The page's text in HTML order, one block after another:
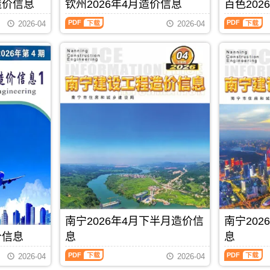
PDF
信
息
期
PDF
材
料
零
售
及
程
机
械
台
价，
玉
林
市
造
价
信
息
期
刊
价
信
息
从
年
月
后
分
为
上
半
月
信
息
价
和
下
半
月
信
息
价
由
贵
港
市
建
设
造
价
信
息
用
贵
港
工
程
合
同
价
款
确
定
与
由
桂
林
市
建
设
价
信
息
网
用
于
桂
林
工
程
招
标
控
制
价
编
制，
信息
2026-04
钦州2026年4月造价信息
钦
州
年
4
造
价
信
建
设
工
程
造
价
信
期
刊，
由
钦
州
PDF 下载
2026-04
百色
百
色
年
4
造
价
（百
色
建
设
工
程
造
价
信
期
刊，
由
百
色
息
2026-04
南宁2026年4月下半月造价信
息
南
宁
2026-04
南宁
息
南
宁